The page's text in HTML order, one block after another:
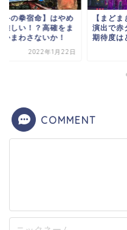
斗の拳宿命】はやめ
難しい！？高確をま
かまわさないか！
2022年1月22日
【まど
演出で赤
期待度は
COMMENT